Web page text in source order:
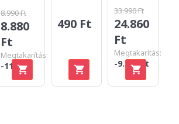
8.990 Ft
8.880
Ft
Megtakarítás:
-110 Ft
490 Ft
33.990 Ft
24.860
Ft
Megtakarítás:
-9.130 Ft